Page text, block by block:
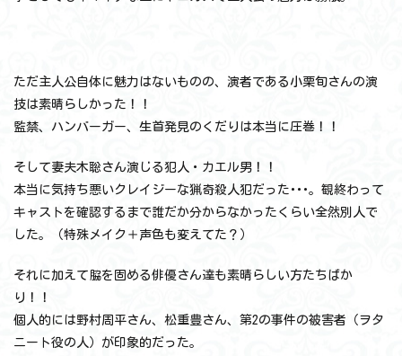
ただ主人公自体に魅力はないものの、演者である小栗旬さんの演
技は素晴らしかった！！
監禁、ハンバーガー、生首発見のくだりは本当に圧巻！！
そして妻夫木聡さん演じる犯人・カエル男！！
本当に気持ち悪いクレイジーな猟奇殺人犯だった･･･。観終わって
キャストを確認するまで誰だか分からなかったくらい全然別人で
した。（特殊メイク＋声色も変えてた？）
それに加えて脇を固める俳優さん達も素晴らしい方たちばか
り！！
個人的には野村周平さん、松重豊さん、第2の事件の被害者（ヲタ
ニート役の人）が印象的だった。